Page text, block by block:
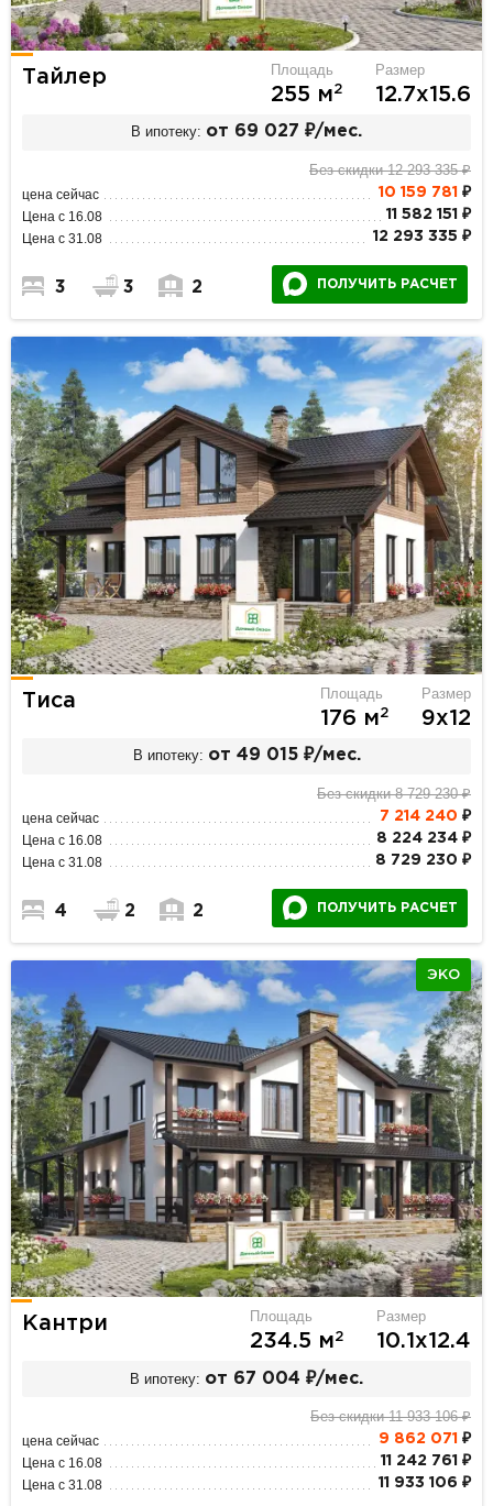
Тайлер Площадь
255 м2
Размер
12.7х15.6
В ипотеку: от 69 027 ₽/мес.
Без скидки 12 293 335 ₽
цена сейчас 10 159 781 ₽
Цена с 16.08 11 582 151 ₽
Цена с 31.08 12 293 335 ₽
3 3 2 ПОЛУЧИТЬ РАСЧЕТ
Тиса Площадь
176 м2
Размер
9х12
В ипотеку: от 49 015 ₽/мес.
Без скидки 8 729 230 ₽
цена сейчас 7 214 240 ₽
Цена с 16.08 8 224 234 ₽
Цена с 31.08 8 729 230 ₽
4 2 2 ПОЛУЧИТЬ РАСЧЕТ
ЭКО
Кантри Площадь
234.5 м2
Размер
10.1х12.4
В ипотеку: от 67 004 ₽/мес.
Без скидки 11 933 106 ₽
цена сейчас 9 862 071 ₽
Цена с 16.08 11 242 761 ₽
Цена с 31.08 11 933 106 ₽